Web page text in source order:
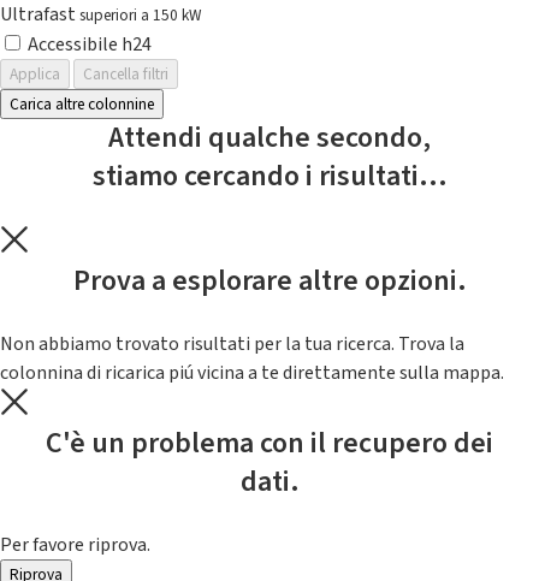
Ultrafast superiori a 150 kW
Accessibile h24
Applica
Cancella filtri
Carica altre colonnine
Attendi qualche secondo,
stiamo cercando i risultati...
Prova a esplorare altre opzioni.
Non abbiamo trovato risultati per la tua ricerca. Trova la
colonnina di ricarica piú vicina a te direttamente sulla mappa.
C'è un problema con il recupero dei
dati.
Per favore riprova.
Riprova